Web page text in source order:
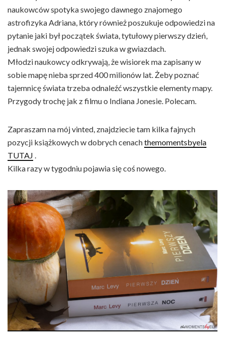
naukowców spotyka swojego dawnego znajomego
astrofizyka Adriana, który również poszukuje odpowiedzi na
pytanie jaki był początek świata, tytułowy pierwszy dzień,
jednak swojej odpowiedzi szuka w gwiazdach.
Młodzi naukowcy odkrywają, że wisiorek ma zapisany w
sobie mapę nieba sprzed 400 milionów lat. Żeby poznać
tajemnicę świata trzeba odnaleźć wszystkie elementy mapy.
Przygody trochę jak z filmu o Indiana Jonesie. Polecam.
Zapraszam na mój vinted, znajdziecie tam kilka fajnych
pozycji książkowych w dobrych cenachthemomentsbyela
TUTAJ .
Kilka razy w tygodniu pojawia się coś nowego.